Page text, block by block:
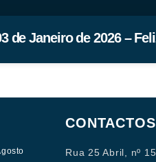
de Janeiro de 2026 –
CONTACTOS
Rua 25 Abril, nº